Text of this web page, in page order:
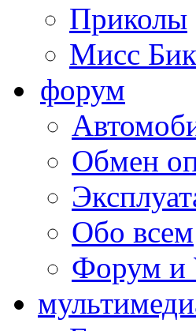
Приколы
Мисс
форум
Обмен
Обо всем
Форум и